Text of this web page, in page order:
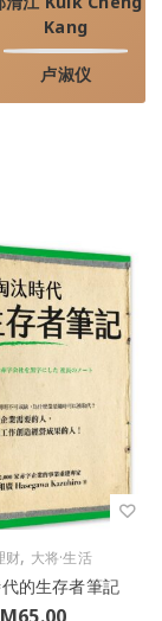
Kang
卢淑仪
财, 大将·生活
的生存者筆記